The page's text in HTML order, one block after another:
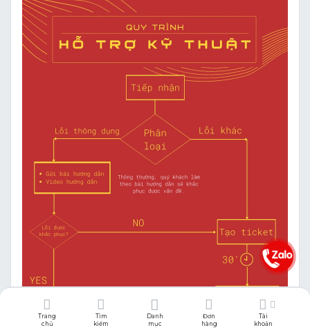
Trang
chủ
Tìm
kiếm
Danh
mục
Đơn
hàng
Tài
khoản